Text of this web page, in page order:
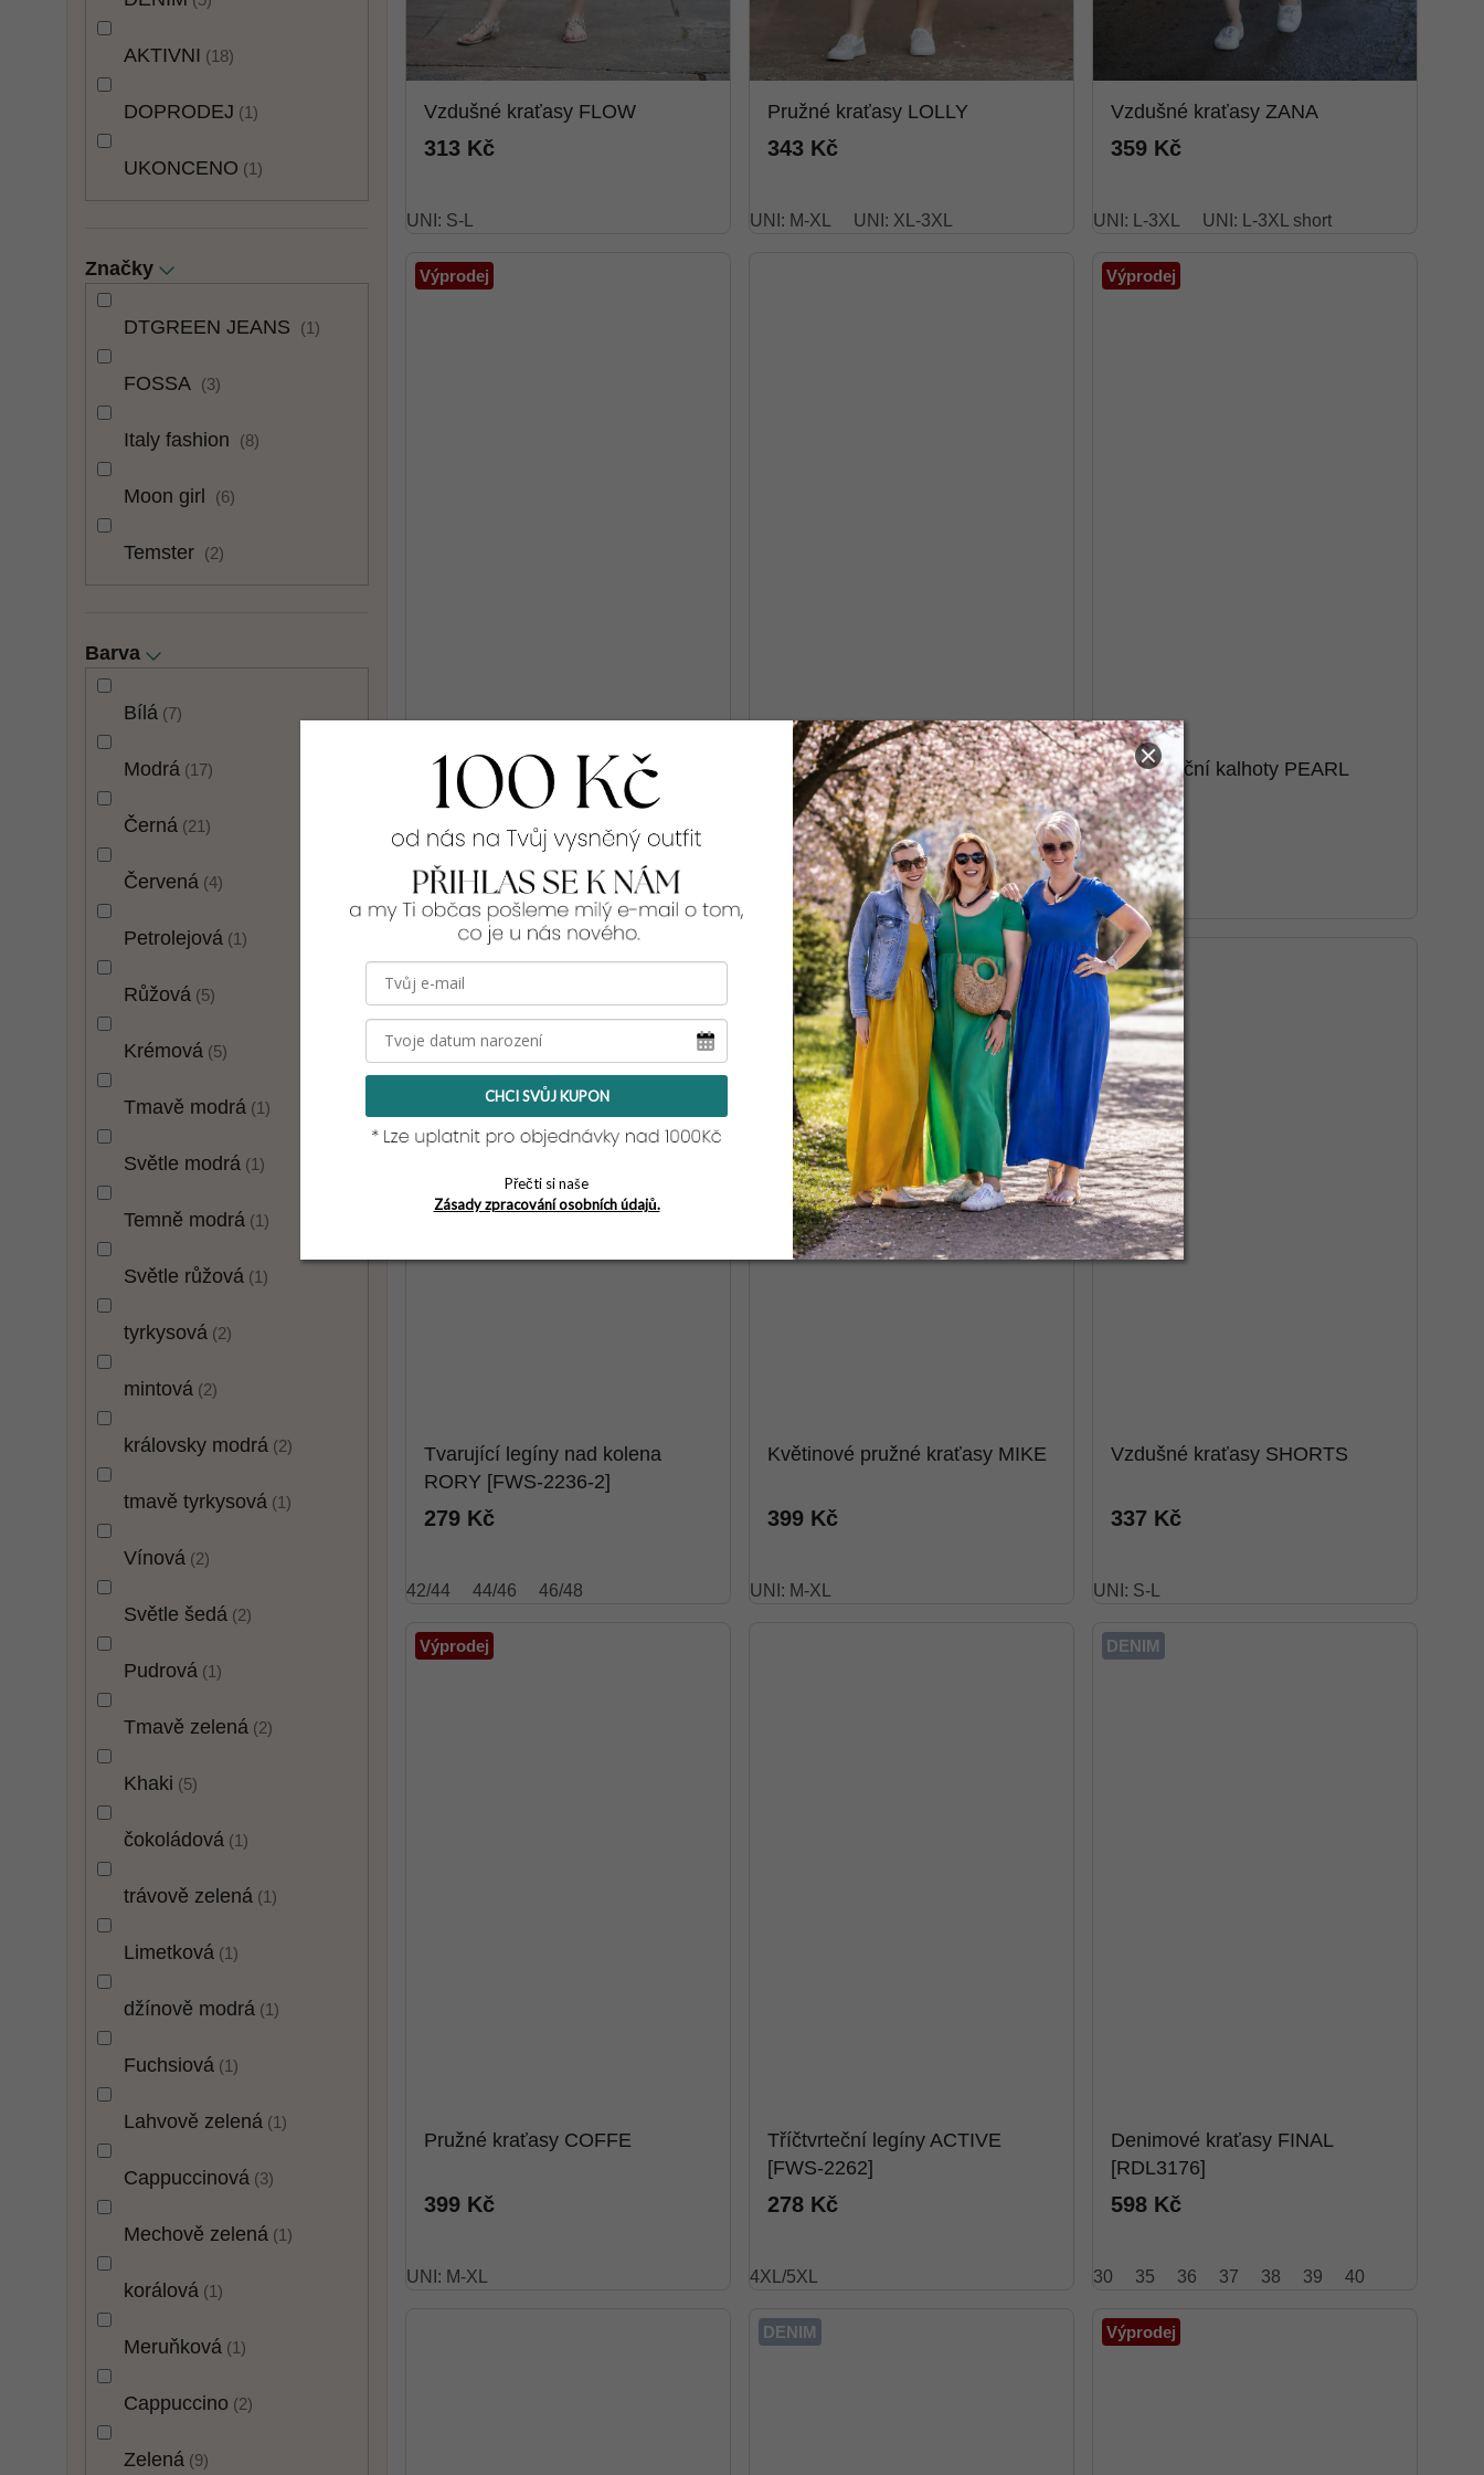
AKTIVNI 18
DOPRODEJ 1
UKONCENO 1
Značky
DTGREEN JEANS 1
FOSSA 3
Italy fashion 8
Moon girl 6
Temster 2
Barva
Bílá 7
Modrá 17
Černá 21
Červená 4
Petrolejová 1
Růžová 5
Krémová 5
Tmavě modrá 1
Světle modrá 1
Temně modrá 1
Světle růžová 1
tyrkysová 2
mintová 2
královsky modrá 2
tmavě tyrkysová 1
Vínová 2
Světle šedá 2
Pudrová 1
Tmavě zelená 2
Khaki 5
čokoládová 1
trávově zelená 1
Limetková 1
džínově modrá 1
Fuchsiová 1
Lahvově zelená 1
Cappuccinová 3
Mechově zelená 1
korálová 1
Meruňková 1
Cappuccino 2
Zelená 9
Vzdušné kraťasy FLOW
313 Kč
UNI: S-L
Pružné kraťasy LOLLY
343 Kč
UNI: M-XL UNI: XL-3XL
Vzdušné kraťasy ZANA
359 Kč
UNI: L-3XL UNI: L-3XL short
Výprodej
Pružné kraťasy LOKI short
399 Kč
UNI: M-XL
Tvarující tříčtvrteční legíny
GAMA [FWS-2572]
288 Kč
42/44 44/46 46/48
Výprodej
Tříčtvrteční kalhoty PEARL
449 Kč
UNI: S-XL
Tvarující legíny nad kolena
RORY [FWS-2236-2]
279 Kč
42/44 44/46 46/48
Výprodej
Květinové pružné kraťasy MIKE
399 Kč
UNI: M-XL
Výprodej
Vzdušné kraťasy SHORTS
337 Kč
UNI: S-L
Výprodej
Pružné kraťasy COFFE
399 Kč
UNI: M-XL
Tříčtvrteční legíny ACTIVE
[FWS-2262]
278 Kč
4XL/5XL
DENIM
Denimové kraťasy FINAL
[RDL3176]
598 Kč
30 35 36 37 38 39 40
DENIM Výprodej
CHCI SVŮJ KUPON
Přečti si naše
Zásady zpracování osobních údajů.